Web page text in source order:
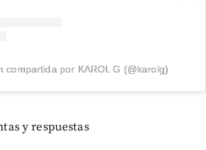
compartida por KAROL G (@karolg)
y respuestas